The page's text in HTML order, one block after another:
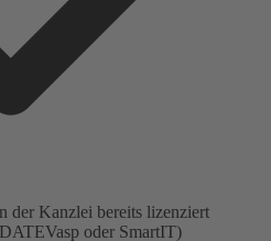
der Kanzlei bereits lizenziert
oder SmartIT)